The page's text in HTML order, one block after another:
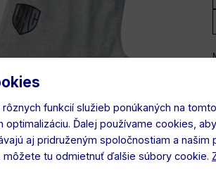
funkcií služieb ponúkaných na
Ďalej používame cookies,
aj pridruženým spoločnostiam a našim
tu odmietnuť ďalšie súbory cookie.